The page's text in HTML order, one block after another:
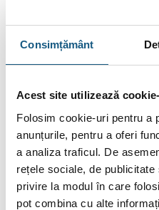
Consimțământ
Acest site utilizează
Folosim cookie-uri pentru a
anunțurile, pentru a oferi
a analiza traficul. De
rețele sociale, de
privire la modul în care
pot combina cu alte
asemenea, unele
producător fără preaviz sau
INFORMAȚII
BRAND